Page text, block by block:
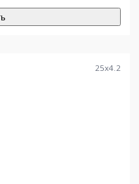
25x4.2